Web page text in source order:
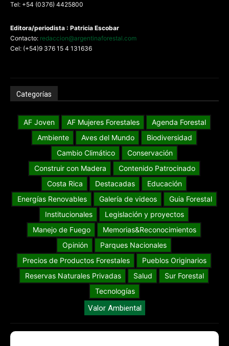
Tel: +54 (0376) 4425800
Editora/periodista : Patricia Escobar
Contacto: redaccion@argentinaforestal.com
Cel: (+54)9 376 15 4 131636
Categorías
AF Joven AF Mujeres Forestales
Agenda Forestal
Ambiente
Aves del Mundo
Biodiversidad
Cambio Climático
Conservación
Construir con Madera
Contenido Patrocinado
Costa Rica
Destacadas
Educación
Energías Renovables
Galería de videos
Guia Forestal
Institucionales
Legislación y proyectos
Manejo de Fuego
Memorias&Reconocimientos
Opinión
Parques Nacionales
Precios de Productos Forestales
Pueblos Originarios
Reservas Naturales Privadas
Salud
Sur Forestal
Tecnologías
Valor Ambiental